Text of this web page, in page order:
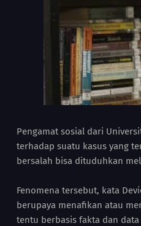
Pengamat sosial dari
terhadap suatu kasus yang
bersalah bisa dituduhkan
Fenomena tersebut, kata
berupaya menafikan atau
tentu berbasis fakta dan data